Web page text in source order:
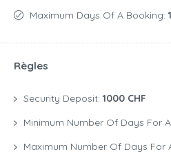
Maximum Days Of A Booking:
Règles
Security Deposit: 1000 CHF
Minimum Number Of Days For
Maximum Number Of Days For